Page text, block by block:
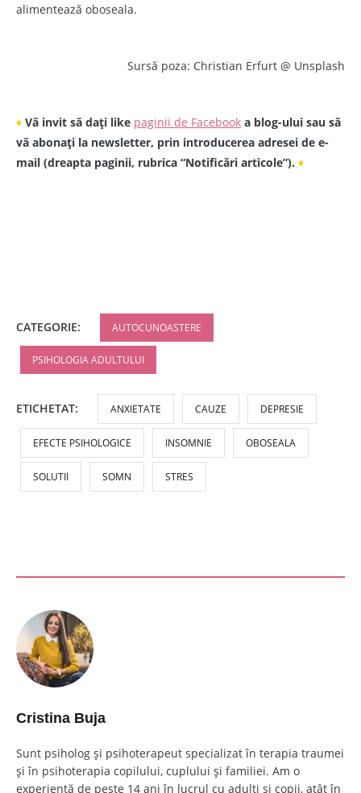
alimentează oboseala.
Sursă poza: Christian Erfurt @ Unsplash
♦ Vă invit să dați like paginii de Facebook a blog-ului sau să
vă abonați la newsletter, prin introducerea adresei de e-
mail (dreapta paginii, rubrica “Notificări articole”). ♦
CATEGORIE: AUTOCUNOASTERE
PSIHOLOGIA ADULTULUI
ETICHETAT: ANXIETATE CAUZE DEPRESIE
EFECTE PSIHOLOGICE INSOMNIE OBOSEALA
SOLUTII SOMN STRES
Cristina Buja
Sunt psiholog și psihoterapeut specializat în terapia traumei
și în psihoterapia copilului, cuplului și familiei. Am o
experiență de peste 14 ani în lucrul cu adulți și copii, atât în